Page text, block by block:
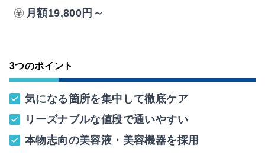
月額19,800円～
3つのポイント
気になる箇所を集中して徹底ケア
リーズナブルな値段で通いやすい
本物志向の美容液・美容機器を採用